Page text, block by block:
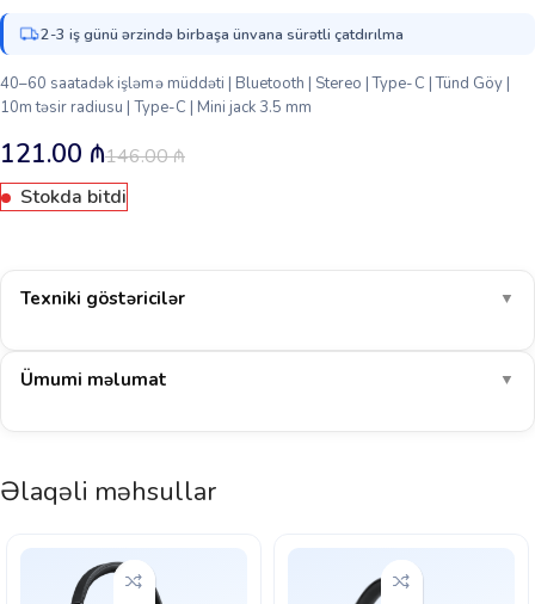
2-3 iş günü ərzində birbaşa ünvana sürətli çatdırılma
40–60 saatadək işləmə müddəti | Bluetooth | Stereo | Type-C | Tünd Göy |
10m təsir radiusu | Type-C | Mini jack 3.5 mm
146.00₼
121.00 ₼
Stokda bitdi
Texniki göstəricilər ▼
Ümumi məlumat ▼
Əlaqəli məhsullar